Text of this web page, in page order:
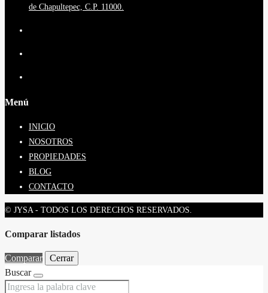
de Chapultepec, C.P. 11000.
Menú
INICIO
NOSOTROS
PROPIEDADES
BLOG
CONTACTO
© JYSA - TODOS LOS DERECHOS RESERVADOS.
Comparar listados
Comparar
Cerrar
Buscar